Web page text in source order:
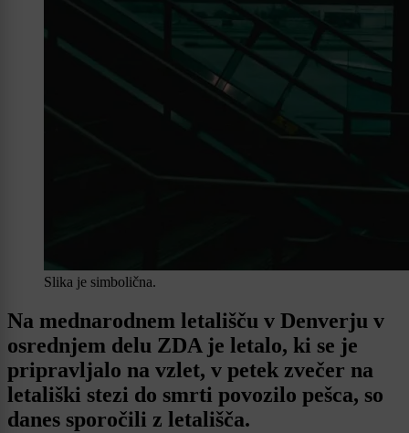
Slika je simbolična.
Na mednarodnem letališču v Denverju v
osrednjem delu ZDA je letalo, ki se je
pripravljalo na vzlet, v petek zvečer na
letališki stezi do smrti povozilo pešca, so
danes sporočili z letališča.